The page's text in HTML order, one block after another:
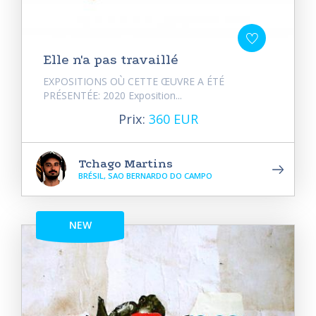
Elle n'a pas travaillé
EXPOSITIONS OÙ CETTE ŒUVRE A ÉTÉ
PRÉSENTÉE: 2020 Exposition...
Prix: 360 EUR
Tchago Martins
BRÉSIL, SAO BERNARDO DO CAMPO
NEW